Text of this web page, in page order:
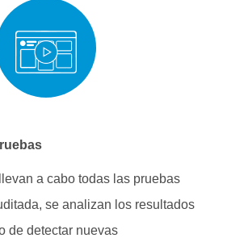
a cabo todas las pruebas
se analizan los resultados
de detectar nuevas